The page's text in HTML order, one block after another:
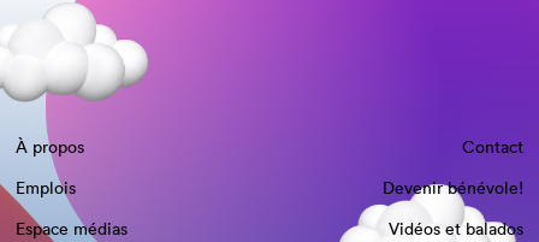
À propos
Contact
Emplois
Devenir bénévole!
Espace médias
Vidéos et balados